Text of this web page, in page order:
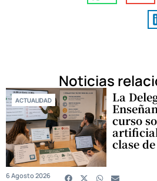
Noticias
ACTUALIDAD La
curso
clase
6 Agosto 2026